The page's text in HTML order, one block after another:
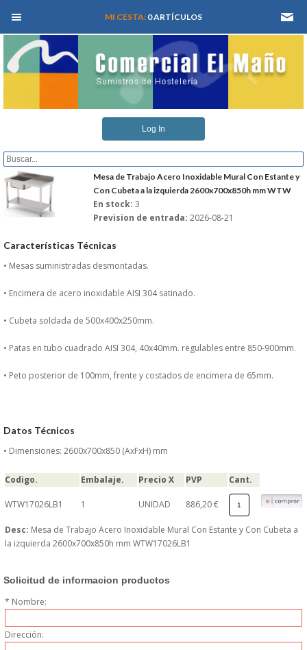
MEN� PRINCIPAL
QUIENES SOMOS
CATALOGOS
REFORMAS Y PROYECTOS
REGISTRARSE
PRODUCTOS EN OFERTAS
ALMACEN Y TRANSPORTE
COMPLEMENTOS DE MESA
CRISTALERIA
PERSONAL
MI CESTA: 0 ARTÍCULOS
Log In
Mesa de Trabajo Acero Inoxidable Mural Con Estante y
Con Cubeta a la izquierda 2600x700x850h mm WTW
En stock: 3
Prevision de entrada: 2026-08-21
Características Técnicas
• Mesas suministradas desmontadas.
• Encimera de acero inoxidable AISI 304 satinado.
• Cubeta soldada de 500x400x250mm.
• Patas en tubo cuadrado AISI 304, 40x40mm. regulables entre 850-900mm.
• Peto posterior de 100mm, frente y costados de encimera de 65mm.
Datos Técnicos
• Dimensiones: 2600x700x850 (AxFxH) mm
Codigo. Embalaje. Precio X PVP Cant.
WTW17026LB1 1 UNIDAD 886,20 €
Desc: Mesa de Trabajo Acero Inoxidable Mural Con Estante y Con Cubeta a
la izquierda 2600x700x850h mm WTW17026LB1
Solicitud de informacion productos
* Nombre:
Dirección: